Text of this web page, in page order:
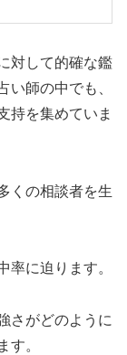
対して的確な鑑
い師の中でも、
持を集めていま
くの相談者を生
率に迫ります。
さがどのように
す。